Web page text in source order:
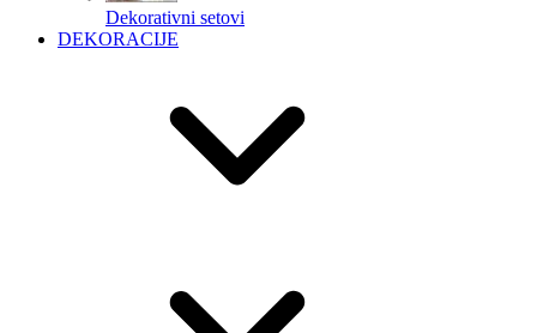
Dekorativni setovi
DEKORACIJE